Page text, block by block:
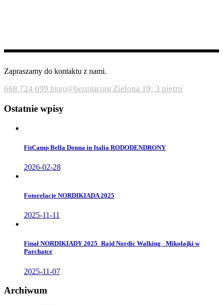
Zapraszamy do kontaktu z nami.
668 724 699 biuro@bezmiar.org Zielona 19; 3 piętro
Ostatnie wpisy
FitCamp Bella Donna in Italia RODODENDRONY
2026-02-28
Fotorelacje NORDIKIADA 2025
2025-11-11
Finał NORDIKIADY 2025_Rajd Nordic Walking _Mikołajki w
Parchatce
2025-11-07
Archiwum